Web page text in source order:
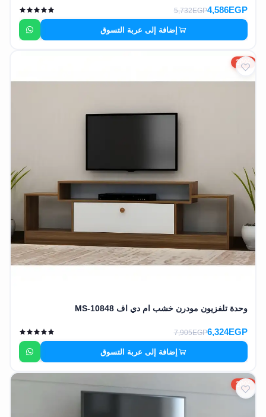
4,586EGP
5,732EGP
إضافة إلى عربة التسوق
20%
وحدة تلفزيون مودرن خشب ام دي اف MS-10848
6,324EGP
7,905EGP
إضافة إلى عربة التسوق
20%